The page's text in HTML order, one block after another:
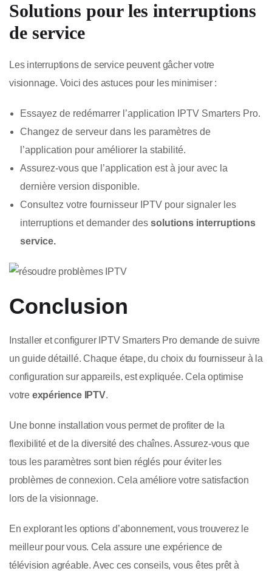
Solutions pour les interruptions
de service
Les interruptions de service peuvent gâcher votre
visionnage. Voici des astuces pour les minimiser :
Essayez de redémarrer l’application IPTV Smarters Pro.
Changez de serveur dans les paramètres de
l’application pour améliorer la stabilité.
Assurez-vous que l’application est à jour avec la
dernière version disponible.
Consultez votre fournisseur IPTV pour signaler les
interruptions et demander des solutions interruptions
service.
Conclusion
Installer et configurer IPTV Smarters Pro demande de suivre
un guide détaillé. Chaque étape, du choix du fournisseur à la
configuration sur appareils, est expliquée. Cela optimise
votre expérience IPTV.
Une bonne installation vous permet de profiter de la
flexibilité et de la diversité des chaînes. Assurez-vous que
tous les paramètres sont bien réglés pour éviter les
problèmes de connexion. Cela améliore votre satisfaction
lors de la visionnage.
En explorant les options d’abonnement, vous trouverez le
meilleur pour vous. Cela assure une expérience de
télévision agréable. Avec ces conseils, vous êtes prêt à